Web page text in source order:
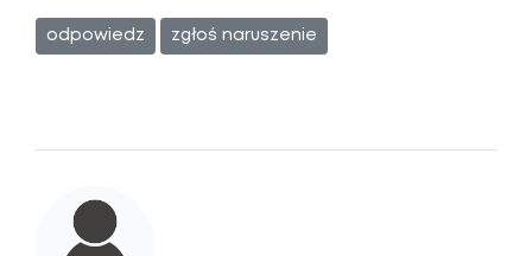
odpowiedz zgłoś naruszenie